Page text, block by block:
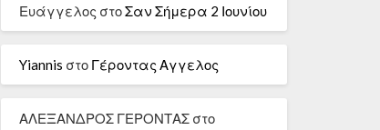
Ευάγγελος στοΣαν Σήμερα 2 Ιουνίου
Yiannis στο Γέροντας Αγγελος
ΑΛΕΞΑΝΔΡΟΣ ΓΕΡΟΝΤΑΣστο